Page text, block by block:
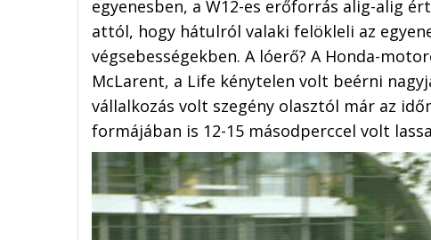
egyenesben, a W12-es erőforrás alig-alig
attól, hogy hátulról valaki felökleli az
végsebességekben. A lóerő? A Honda-
McLarent, a Life kénytelen volt beérni
vállalkozás volt szegény olasztól már az
formájában is 12-15 másodperccel volt